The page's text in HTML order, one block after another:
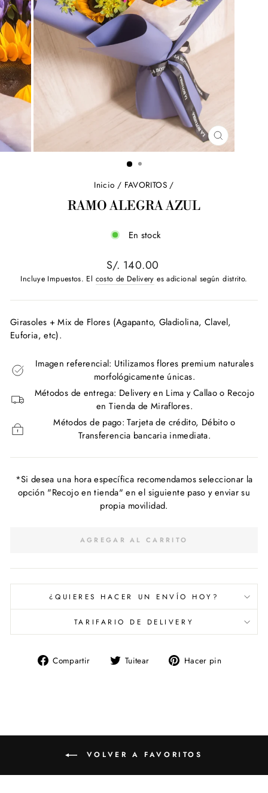
CERRAR
(ESC)
Inicio / FAVORITOS /
RAMO ALEGRA AZUL
En stock
Precio
habitual
S/. 140.00
Incluye Impuestos. El costo de Delivery es adicional según distrito.
Girasoles + Mix de Flores (Agapanto, Gladiolina, Clavel,
Euforia, etc).
Imagen referencial: Utilizamos flores premium naturales
morfológicamente únicas.
Métodos de entrega: Delivery en Lima y Callao o Recojo
en Tienda de Miraflores.
Métodos de pago: Tarjeta de crédito, Débito o
Transferencia bancaria inmediata.
*Si desea una hora específica recomendamos seleccionar la
opción "Recojo en tienda" en el siguiente paso y enviar su
propia movilidad.
AGREGAR AL CARRITO
¿QUIERES HACER UN ENVÍO HOY?
TARIFARIO DE DELIVERY
Compartir
CompartirTuitear
Tuitear Hacer pin
VOLVER A FAVORITOS